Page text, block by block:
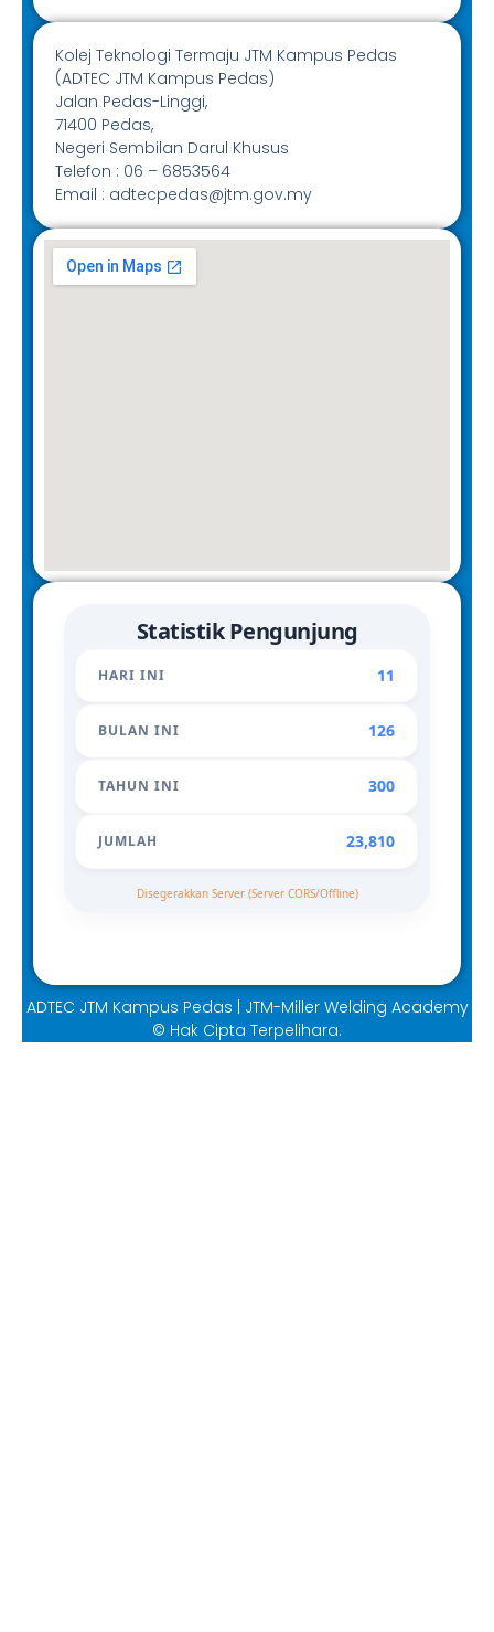
Kolej Teknologi Termaju JTM Kampus Pedas
(ADTEC JTM Kampus Pedas)
Jalan Pedas-Linggi,
71400 Pedas,
Negeri Sembilan Darul Khusus
Telefon : 06 – 6853564
Email : adtecpedas@jtm.gov.my
Statistik Pengunjung
HARI INI 11
BULAN INI 126
TAHUN INI 300
JUMLAH 23,810
Disegerakkan Server (Server CORS/Offline)
ADTEC JTM Kampus Pedas | JTM-Miller Welding Academy
© Hak Cipta Terpelihara.